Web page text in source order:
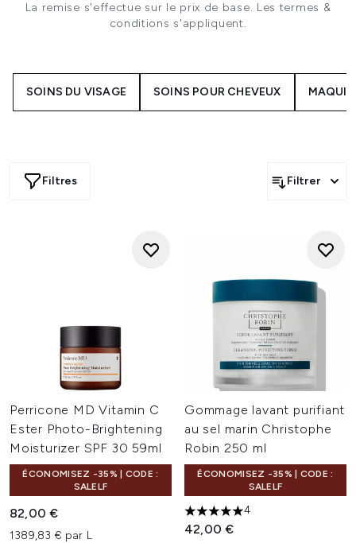
La remise s'effectue sur le prix de base. Les termes &
conditions s'appliquent.
SOINS DU VISAGE SOINS POUR CHEVEUX
Filtres Filtrer
Perricone MD Vitamin C
Ester Photo-Brightening
Moisturizer SPF 30 59ml
ÉCONOMISEZ -35% | CODE :
SALELF
82,00 €
1389,83 € par L
Gommage lavant purifiant
au sel marin Christophe
Robin 250 ml
ÉCONOMISEZ -35% | CODE :
SALELF
5 étoiles sur un maximum de
4
42,00 €